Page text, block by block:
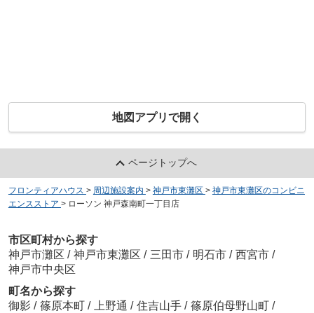
地図アプリで開く
ページトップへ
フロンティアハウス > 周辺施設案内 > 神戸市東灘区 > 神戸市東灘区のコンビニ
エンスストア > ローソン 神戸森南町一丁目店
市区町村から探す
神戸市灘区 / 神戸市東灘区 / 三田市 / 明石市 / 西宮市 /
神戸市中央区
町名から探す
御影 / 篠原本町 / 上野通 / 住吉山手 / 篠原伯母野山町 /